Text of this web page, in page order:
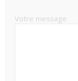
Votre message